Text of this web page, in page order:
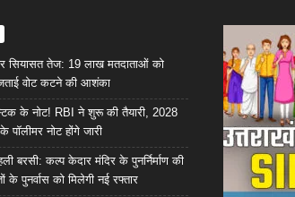
सियासत तेज: 19 लाख मतदाताओं को
वोट कटने की आशंका
के नोट! RBI ने शुरू की तैयारी, 2028
नोट होंगे जारी
बरसी: कल्प केदार मंदिर के पुनर्निर्माण की
के पुनर्वास को मिलेगी नई रफ्तार